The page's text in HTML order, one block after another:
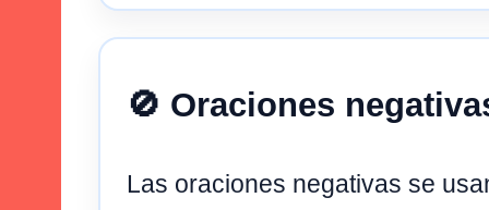
🚫 Oraciones
Las oraciones negativas se